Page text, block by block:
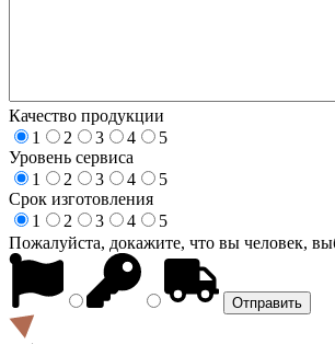
Качество продукции
1
2 3 4
5
Уровень сервиса
1
2 3 4
5
Срок изготовления
1
2 3 4
5
Пожалуйста, докажите, что вы человек,